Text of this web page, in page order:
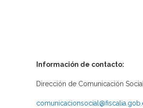
Información de contacto:
Dirección de Comunicación